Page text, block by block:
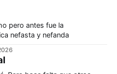
pero antes fue la
nefasta y nefanda